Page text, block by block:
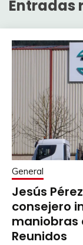
Entradas
General
Jesús
consejero
maniobras
Reunidos